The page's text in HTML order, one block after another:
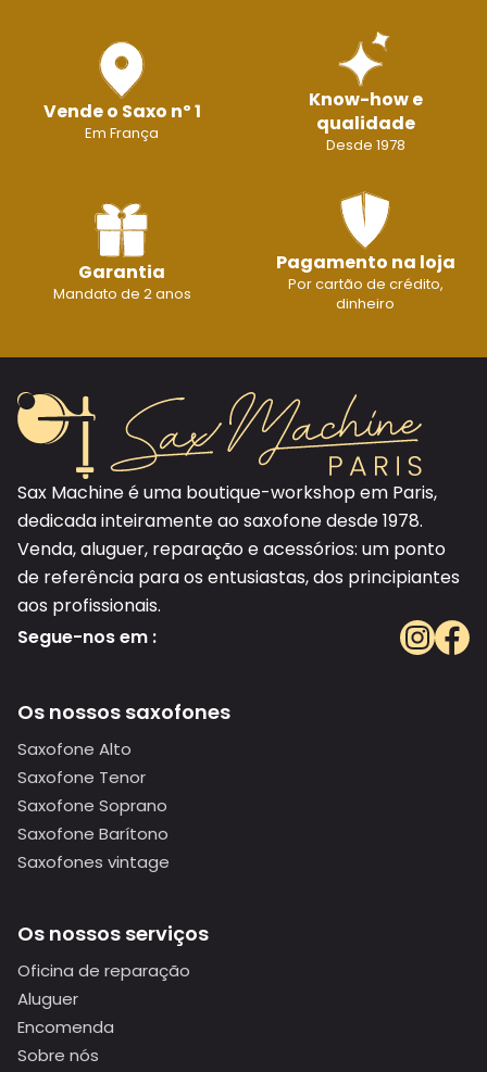
Vende o Saxo nº 1
Em França
Know-how e
qualidade
Desde 1978
Garantia
Mandato de 2 anos
Pagamento na loja
Por cartão de crédito,
dinheiro
Sax Machine é uma boutique-workshop em Paris,
dedicada inteiramente ao saxofone desde 1978.
Venda, aluguer, reparação e acessórios: um ponto
de referência para os entusiastas, dos principiantes
aos profissionais.
Segue-nos em :
Os nossos saxofones
Saxofone Alto
Saxofone Tenor
Saxofone Soprano
Saxofone Barítono
Saxofones vintage
Os nossos serviços
Oficina de reparação
Aluguer
Encomenda
Sobre nós